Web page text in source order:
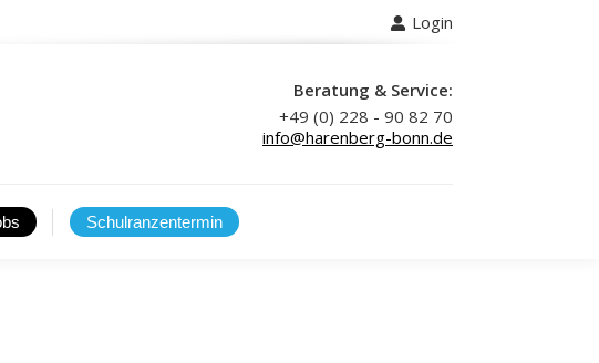
Login
Beratung & Service:
+49 (0) 228 - 90 82 70
info@harenberg-bonn.de